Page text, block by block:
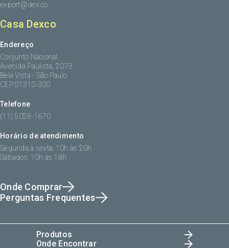
export@dex.co
Casa Dexco
Endereço
Conjunto Nacional
Avenida Paulista, 2073
Bela Vista - São Paulo
CEP:01310-300
Telefone
(11) 5028-1670
Horário de atendimento
Segunda à sexta: 10h às 20h
Sábados: 10h às 18h
Onde Comprar
Perguntas Frequentes
Produtos
Onde Encontrar